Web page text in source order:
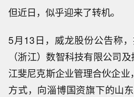
但近日，似乎迎来了转机。
5月13日，威龙股份公告称
（浙江）数智科技有限公司
江斐尼克斯企业管理合伙企业
方式，向淄博国资旗下的山